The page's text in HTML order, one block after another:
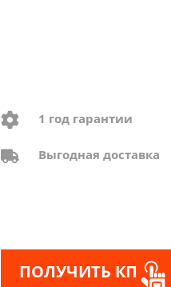
1 год гарантии
Выгодная доставка
ПОЛУЧИТЬ КП